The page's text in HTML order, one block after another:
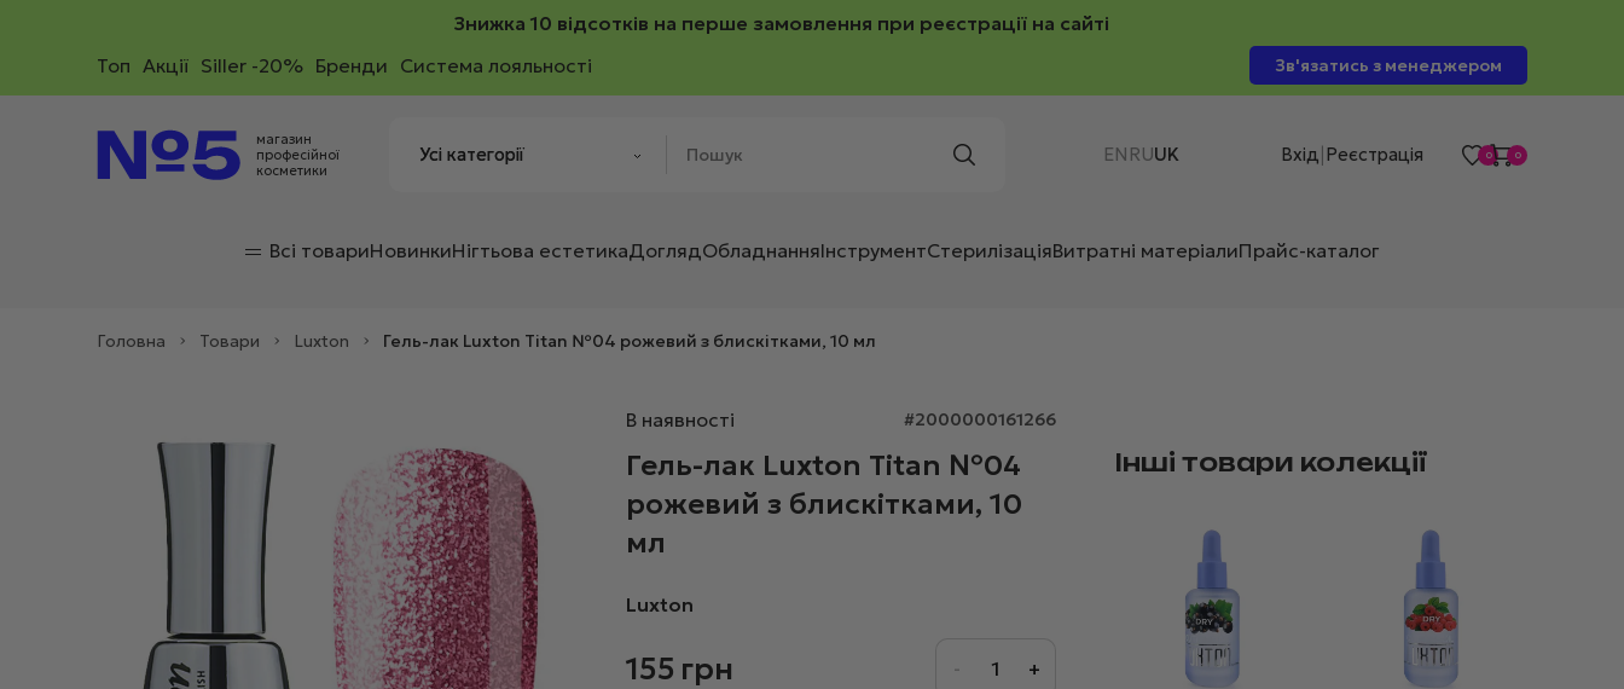
Знижка 10 відсотків на перше замовлення при реєстрації на сайті
Toп Акції Siller -20% Бренди Система лояльності Зв'язатись з менеджером
магазин
професійної
косметики
EN RUUK Вхід Реєстрація 0 0
Всі товариНовинкиНігтьова естетикаДоглядОбладнанняІнструментСтерилізаціяВитратні матеріалиПрайс-каталог
Головна > Товари > Luxton > Гель-лак Luxton Titan №04 рожевий з блискітками, 10 мл
В наявності #2000000161266
Гель-лак Luxton Titan №04
рожевий з блискітками, 10
мл
Luxton
155 грн
Інші товари колекції